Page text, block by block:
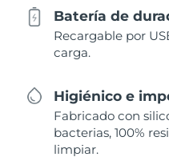
Batería de
Recargable por
carga.
Higiénico e
Fabricado con
bacterias, 100%
limpiar.